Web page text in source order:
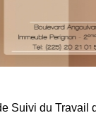
Suivi du Travail